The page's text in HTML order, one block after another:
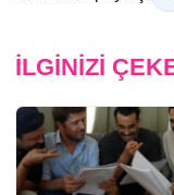
İLGINIZI